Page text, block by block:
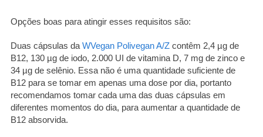
Opções boas para atingir esses requisitos são:
Duas cápsulas da WVegan Polivegan A/Zcontêm 2,4 µg de
B12, 130 µg de iodo, 2.000 UI de vitamina D, 7 mg de zinco e
34 µg de selênio. Essa não é uma quantidade suficiente de
B12 para se tomar em apenas uma dose por dia, portanto
recomendamos tomar cada uma das duas cápsulas em
diferentes momentos do dia, para aumentar a quantidade de
B12 absorvida.